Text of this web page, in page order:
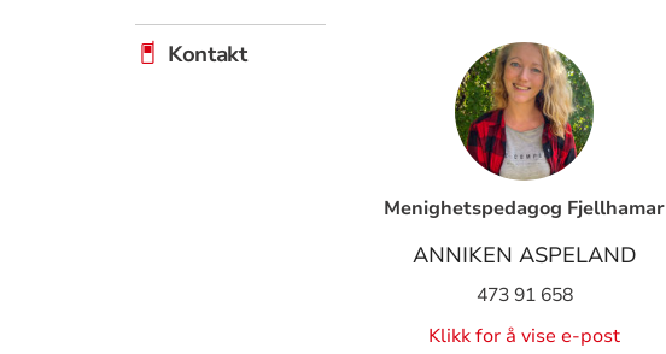
Kontakt
Menighetspedagog Fjellhamar
ANNIKEN ASPELAND
473 91 658
Klikk for å vise e-post